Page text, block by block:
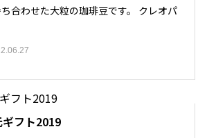
合わせた大粒の珈琲豆です。 クレオパ
フト2019